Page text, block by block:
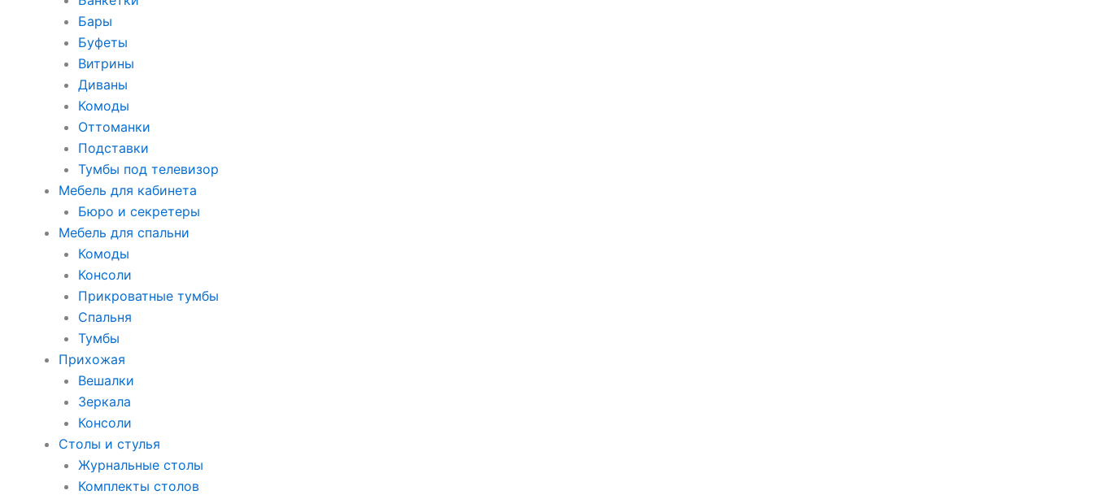
Бары
Буфеты
Витрины
Диваны
Комоды
Оттоманки
Подставки
Тумбы под телевизор
Мебель для кабинета
Бюро и секретеры
Мебель для спальни
Комоды
Консоли
Прикроватные тумбы
Спальня
Тумбы
Прихожая
Вешалки
Зеркала
Консоли
Столы и стулья
Журнальные столы
Комплекты столов